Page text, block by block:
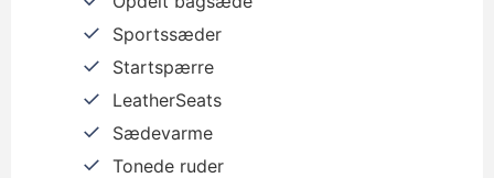
Sportssæder
Startspærre
LeatherSeats
Sædevarme
Tonede ruder